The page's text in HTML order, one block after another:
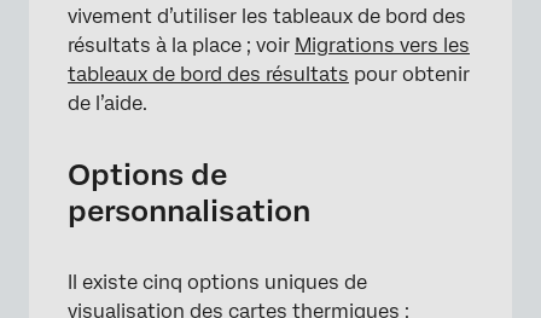
vivement d’utiliser les tableaux de bord des
résultats à la place ; voir Migrations vers les
tableaux de bord des résultats pour obtenir
de l’aide.
Options de
personnalisation
Il existe cinq options uniques de
visualisation des cartes thermiques :